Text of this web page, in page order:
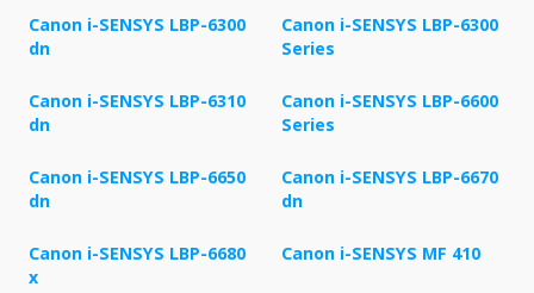
Canon i-SENSYS LBP-6300
dn
Canon i-SENSYS LBP-6300
Series
Canon i-SENSYS LBP-6310
dn
Canon i-SENSYS LBP-6600
Series
Canon i-SENSYS LBP-6650
dn
Canon i-SENSYS LBP-6670
dn
Canon i-SENSYS LBP-6680
x
Canon i-SENSYS MF 410